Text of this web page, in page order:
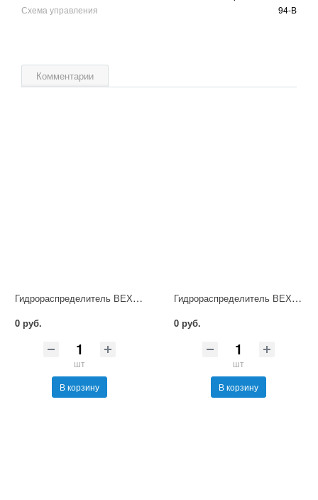
Схема управления
94-В
Комментарии
Гидрораспределитель ВЕХ16.574 Г24 НМ УХЛ4
0 руб.
шт
В корзину
Гидрораспределитель ВЕХ16.64-А Г24 НМ УХЛ4
0 руб.
шт
В корзину